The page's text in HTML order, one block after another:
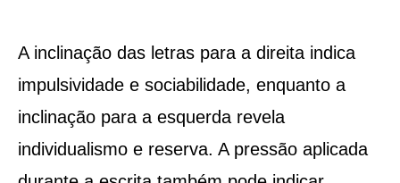
A inclinação das letras para a direita indica
impulsividade e sociabilidade, enquanto a
inclinação para a esquerda revela
individualismo e reserva. A pressão aplicada